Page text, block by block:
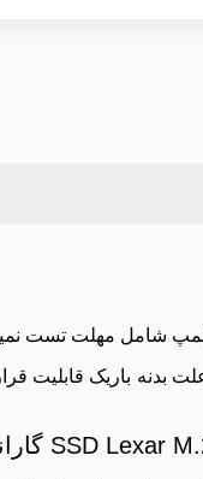
شامل مهلت تست